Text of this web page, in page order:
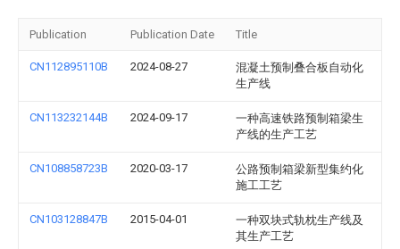
Publication Publication Date Title
CN112895110B 2024-08-27
混凝土预制叠合板自动化
生产线
CN113232144B 2024-09-17
一种高速铁路预制箱梁生
产线的生产工艺
CN108858723B 2020-03-17
公路预制箱梁新型集约化
施工工艺
CN103128847B 2015-04-01
一种双块式轨枕生产线及
其生产工艺